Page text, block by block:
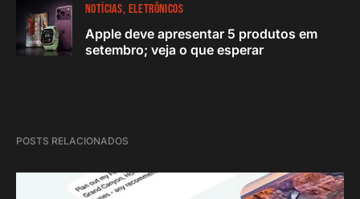
NOTÍCIAS ELETRÔNICOS
Apple deve apresentar 5 produtos em
setembro; veja o que esperar
POSTS RELACIONADOS